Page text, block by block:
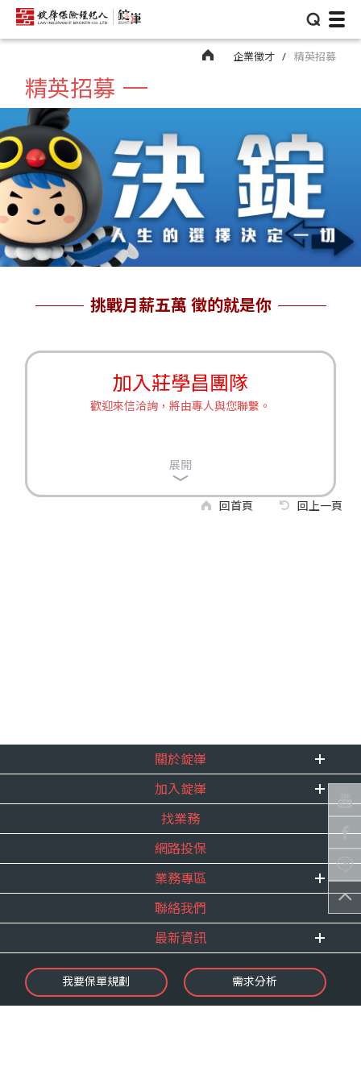
⌕
企業徵才 精英招募
精英招募
挑戰月薪五萬 徵的就是你
展開
加入莊學昌團隊
歡迎來信洽詢，將由專人與您聯繫。
回首頁 回上一頁
關於錠嵂
企業資訊
重要事跡
得獎紀錄
服務宣言
合作夥伴
加入錠嵂
內勤招聘
精英招募
年度增員計畫
找業務
網路投保
業務專區
E 線資源網
聯絡我們
最新資訊
最新消息
錠嵂焦點
我要保單規劃 需求分析